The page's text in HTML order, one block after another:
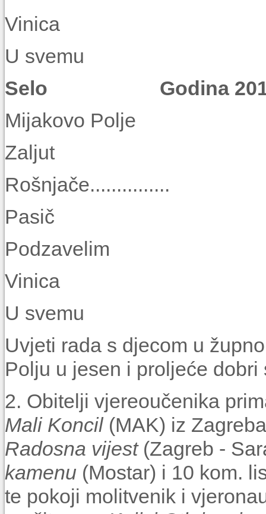
U
Selo Godina
Mijakovo
Zaljut
U
Uvjeti rada s djecom u
Polju u jesen i proljeće
2. Obitelji vjereoučenika
Mali Koncil (MAK) iz
Radosna vijest (Zagreb -
kamenu (Mostar) i 10 kom.
te pokoji molitvenik i